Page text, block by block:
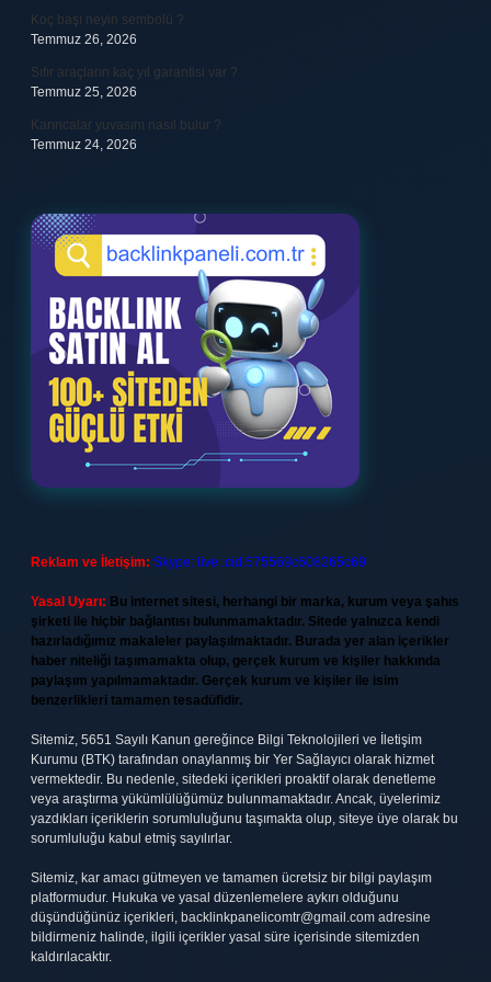
Koç başı neyin sembolü ?
Temmuz 26, 2026
Sıfır araçların kaç yıl garantisi var ?
Temmuz 25, 2026
Karıncalar yuvasını nasıl bulur ?
Temmuz 24, 2026
Reklam ve İletişim: Skype: live:.cid.575569c608265c69
Yasal Uyarı: Bu internet sitesi, herhangi bir marka, kurum veya şahıs
şirketi ile hiçbir bağlantısı bulunmamaktadır. Sitede yalnızca kendi
hazırladığımız makaleler paylaşılmaktadır. Burada yer alan içerikler
haber niteliği taşımamakta olup, gerçek kurum ve kişiler hakkında
paylaşım yapılmamaktadır. Gerçek kurum ve kişiler ile isim
benzerlikleri tamamen tesadüfidir.
Sitemiz, 5651 Sayılı Kanun gereğince Bilgi Teknolojileri ve İletişim
Kurumu (BTK) tarafından onaylanmış bir Yer Sağlayıcı olarak hizmet
vermektedir. Bu nedenle, sitedeki içerikleri proaktif olarak denetleme
veya araştırma yükümlülüğümüz bulunmamaktadır. Ancak, üyelerimiz
yazdıkları içeriklerin sorumluluğunu taşımakta olup, siteye üye olarak bu
sorumluluğu kabul etmiş sayılırlar.
Sitemiz, kar amacı gütmeyen ve tamamen ücretsiz bir bilgi paylaşım
platformudur. Hukuka ve yasal düzenlemelere aykırı olduğunu
düşündüğünüz içerikleri, backlinkpanelicomtr@gmail.com adresine
bildirmeniz halinde, ilgili içerikler yasal süre içerisinde sitemizden
kaldırılacaktır.